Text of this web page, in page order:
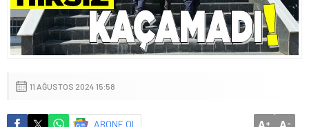
11 AĞUSTOS 2024 15:58
ABONE OL A+ A-